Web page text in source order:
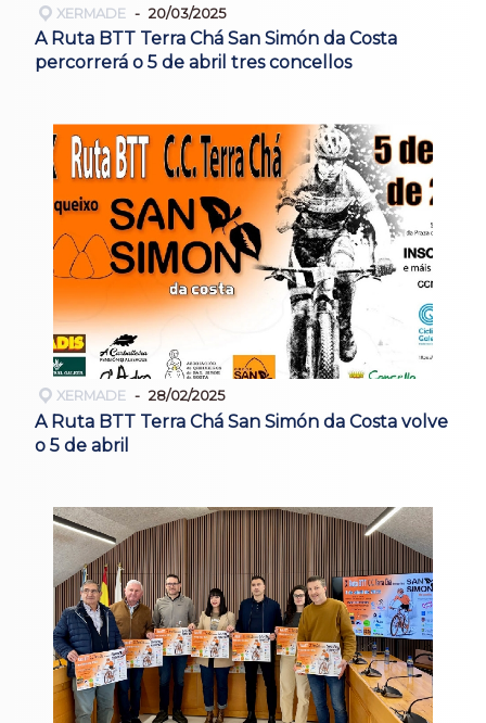
XERMADE 20/03/2025
A Ruta BTT Terra Chá San Simón da Costa
percorrerá o 5 de abril tres concellos
XERMADE 28/02/2025
A Ruta BTT Terra Chá San Simón da Costa volve
o 5 de abril